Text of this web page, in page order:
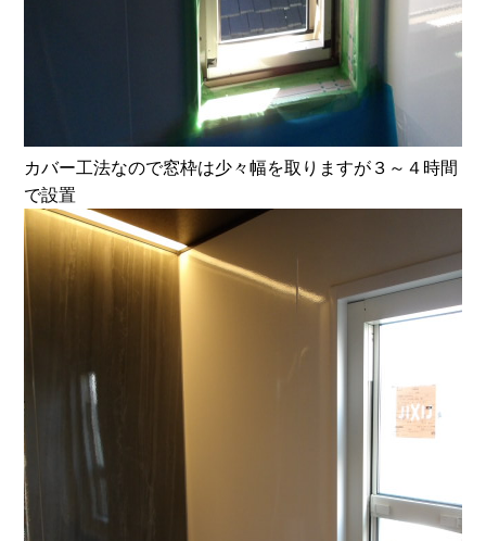
カバー工法なので窓枠は少々幅を取りますが３～４時間
で設置